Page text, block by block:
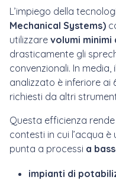
L’impiego della
Mechanical Systems)
utilizzare volumi minimi
drasticamente gli
convenzionali. In
analizzato è inferiore ai
richiesti da altri
Questa efficienza
contesti in cui l’acqua
punta a processi a
impianti di